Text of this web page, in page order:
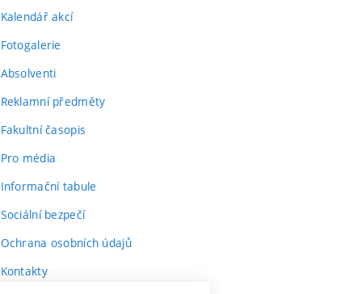
Kalendář akcí
Fotogalerie
Absolventi
Reklamní předměty
Fakultní časopis
Pro média
Informační tabule
Sociální bezpečí
Ochrana osobních údajů
Kontakty